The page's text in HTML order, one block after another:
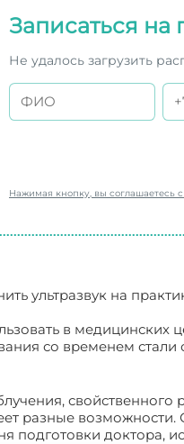
Записаться на
Не удалось загрузить
Нажимая кнопку, вы соглашаетесь
ультразвук на
в медицинских
со временем
свойственного
разные
подготовки доктора,